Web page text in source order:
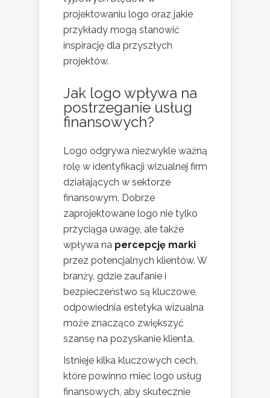
projektowaniu logo oraz jakie
przykłady mogą stanowić
inspirację dla przyszłych
projektów.
Jak logo wpływa na
postrzeganie usług
finansowych?
Logo odgrywa niezwykle ważną
rolę w identyfikacji wizualnej firm
działających w sektorze
finansowym. Dobrze
zaprojektowane logo nie tylko
przyciąga uwagę, ale także
wpływa na percepcję marki
przez potencjalnych klientów. W
branży, gdzie zaufanie i
bezpieczeństwo są kluczowe,
odpowiednia estetyka wizualna
może znacząco zwiększyć
szansę na pozyskanie klienta.
Istnieje kilka kluczowych cech,
które powinno mieć logo usług
finansowych, aby skutecznie